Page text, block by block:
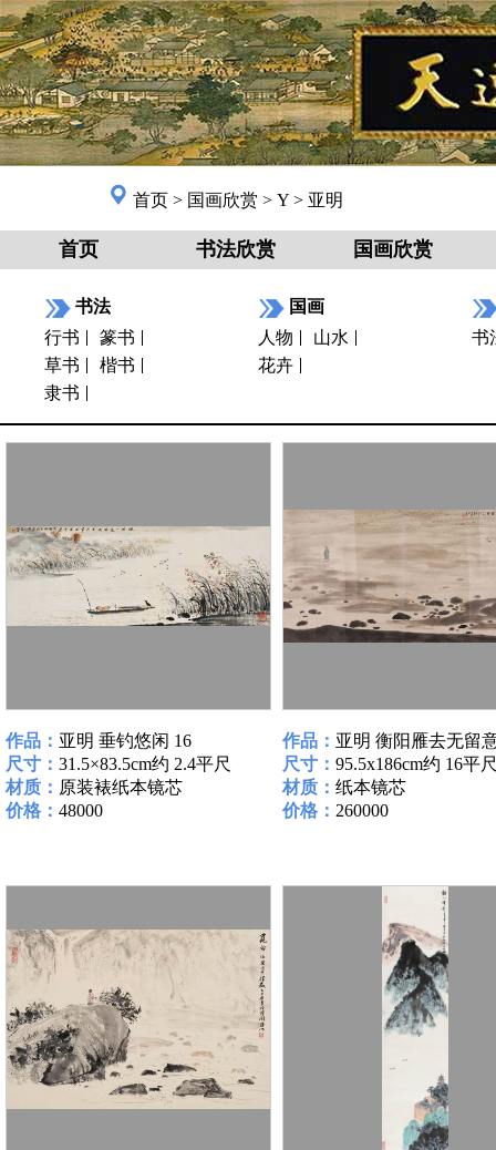
首页 > 国画欣赏 > Y > 亚明
首页 书法欣赏 国画欣赏
书法
行书
篆书
草书
楷书
隶书
国画
人物
山水
花卉
书
作品： 亚明 垂钓悠闲 16
尺寸： 31.5×83.5cm约 2.4平尺
材质： 原装裱纸本镜芯
价格： 48000
作品： 亚明 衡阳雁去无留
尺寸： 95.5x186cm约 16平
材质： 纸本镜芯
价格： 260000